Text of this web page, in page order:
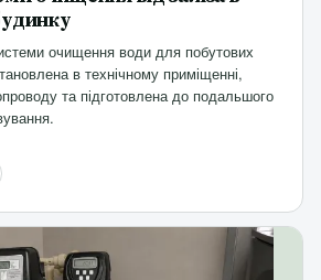
очищення води для побутових
в технічному приміщенні,
та підготовлена до подальшого